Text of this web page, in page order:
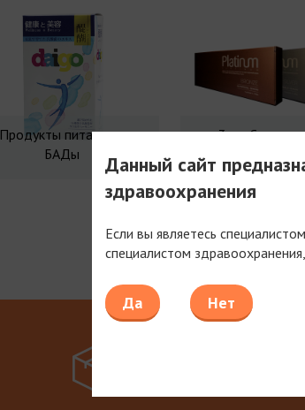
Продукты питания и
БАДы
3 мл
Мы работаем только с
Данный сайт
здравоохранения
Если вы являетесь
специалистом
Да Нет